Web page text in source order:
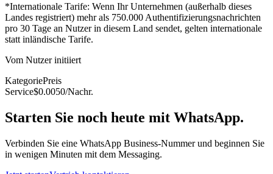
*Internationale Tarife: Wenn Ihr Unternehmen (außerhalb dieses
Landes registriert) mehr als 750.000 Authentifizierungsnachrichten
pro 30 Tage an Nutzer in diesem Land sendet, gelten internationale
statt inländische Tarife.
Vom Nutzer initiiert
KategoriePreis
Service$0.0050/Nachr.
Starten Sie noch heute mit WhatsApp.
Verbinden Sie eine WhatsApp Business-Nummer und beginnen Sie
in wenigen Minuten mit dem Messaging.